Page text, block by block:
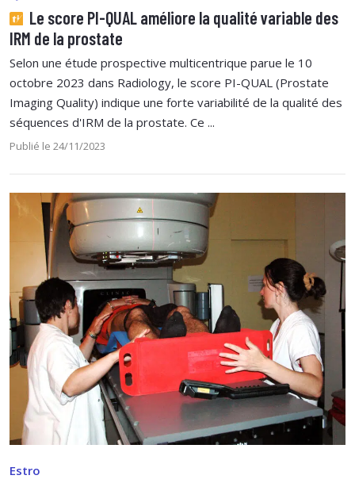
Le score PI-QUAL améliore la qualité variable des
IRM de la prostate
Selon une étude prospective multicentrique parue le 10
octobre 2023 dans Radiology, le score PI-QUAL (Prostate
Imaging Quality) indique une forte variabilité de la qualité des
séquences d'IRM de la prostate. Ce ...
Publié le 24/11/2023
Estro